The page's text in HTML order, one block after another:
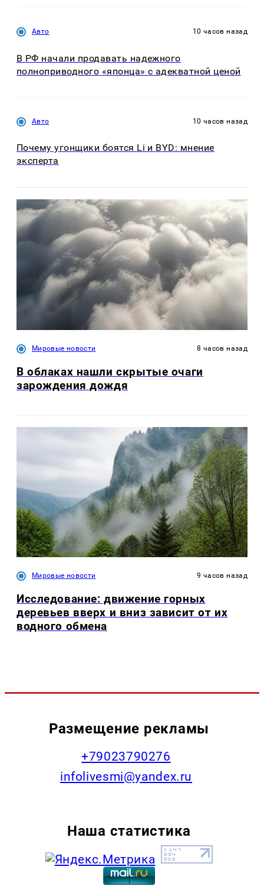
Авто 10 часов назад
В РФ начали продавать надежного
полноприводного «японца» с адекватной ценой
Авто 10 часов назад
Почему угонщики боятся Li и BYD: мнение
эксперта
Мировые новости 8 часов назад
В облаках нашли скрытые очаги
зарождения дождя
Мировые новости 9 часов назад
Исследование: движение горных
деревьев вверх и вниз зависит от их
водного обмена
Размещение рекламы
+79023790276
infolivesmi@yandex.ru
Наша статистика